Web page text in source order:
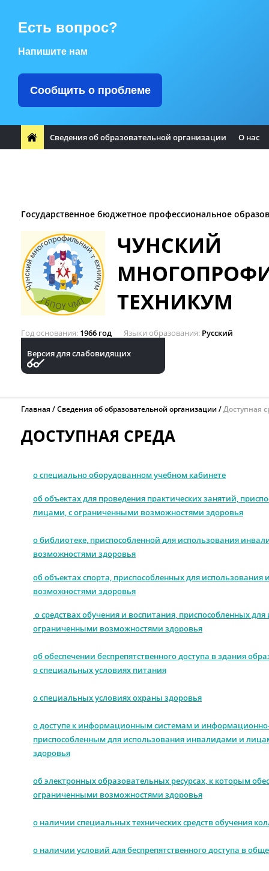
Есть вопрос?
Напишите нам
Сообщить о проблеме
Сведения об образовательной организации О нас
Государственное бюджетное профессиональное
ЧУНСКИЙ
ТЕХНИКУМ
Год основания 1966 год Языки образования Русский
Версия для слабовидящих
Главная Сведения об образовательной организации Доступная
ДОСТУПНАЯ СРЕДА
о специально оборудованном учебном кабинете
об объектах для проведения практических занятий,
лицами, с ограниченными возможностями здоровья
о библиотеке, приспособленной для использования
возможностями здоровья
об объектах спорта, приспособленных для
возможностями здоровья
о средствах обучения и воспитания, приспособленных
ограниченными возможностями здоровья
об обеспечении беспрепятственного доступа в здания
о специальных условиях питания
о специальных условиях охраны здоровья
о доступе к информационным системам и
приспособленным для использования инвалидами и
здоровья
об электронных образовательных ресурсах, к которым
ограниченными возможностями здоровья
о наличии специальных технических средств обучения
о наличии условий для беспрепятственного доступа в